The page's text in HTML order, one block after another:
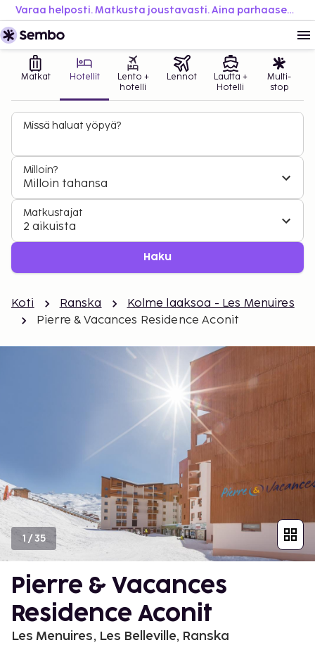
Varaa helposti. Matkusta joustavasti. Aina parhaaseen hintaan.
Matkat Hotellit
Lento +
hotelli
Lennot
Lautta +
Hotelli
Multi-
stop
Missä haluat yöpyä?
Milloin?
Milloin tahansa
Matkustajat
2 aikuista
Haku
Koti Ranska
Kolme laaksoa - Les Menuires
Pierre & Vacances Residence Aconit
1 /35
Pierre & Vacances
Residence Aconit
Les Menuires, Les Belleville, Ranska